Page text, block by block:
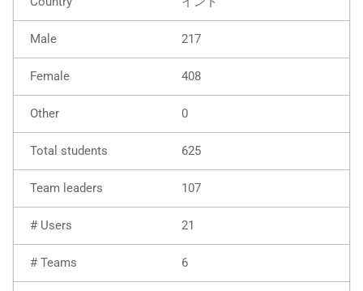
217
408
0
625
107
21
6